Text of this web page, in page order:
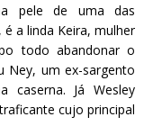
pele de uma das
a linda Keira, mulher
todo abandonar o
Ney, um ex-sargento
caserna. Já Wesley
cujo principal